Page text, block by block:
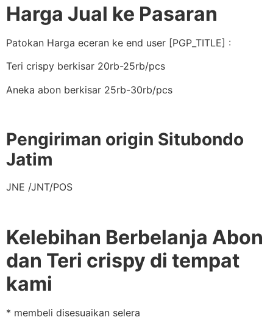
Harga Jual ke Pasaran
Patokan Harga eceran ke end user [PGP_TITLE] :
Teri crispy berkisar 20rb-25rb/pcs
Aneka abon berkisar 25rb-30rb/pcs
Pengiriman origin Situbondo
Jatim
JNE /JNT/POS
Kelebihan Berbelanja Abon
dan Teri crispy di tempat
kami
* membeli disesuaikan selera